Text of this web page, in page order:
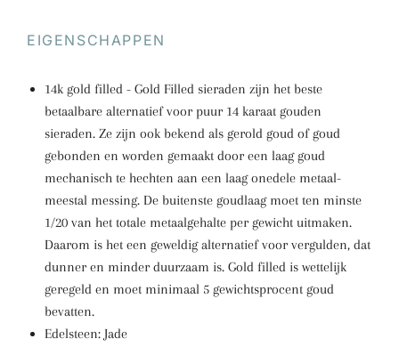
EIGENSCHAPPEN
14k gold filled - Gold Filled sieraden zijn het beste
betaalbare alternatief voor puur 14 karaat gouden
sieraden. Ze zijn ook bekend als gerold goud of goud
gebonden en worden gemaakt door een laag goud
mechanisch te hechten aan een laag onedele metaal-
meestal messing. De buitenste goudlaag moet ten minste
1/20 van het totale metaalgehalte per gewicht uitmaken.
Daarom is het een geweldig alternatief voor vergulden, dat
dunner en minder duurzaam is. Gold filled is wettelijk
geregeld en moet minimaal 5 gewichtsprocent goud
bevatten.
Edelsteen: Jade